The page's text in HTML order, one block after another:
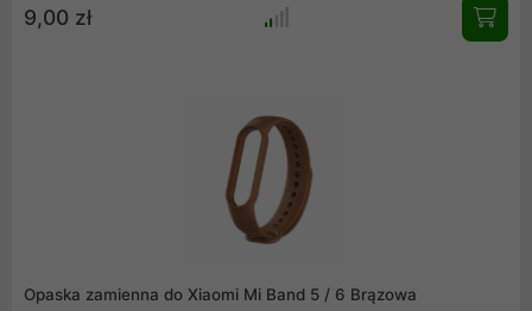
użytkowaniu. Elegancka, łatwa w montażu i idealnie
9,00 zł
Opaska zamienna do Xiaomi Mi Band 5 / 6 Brązowa